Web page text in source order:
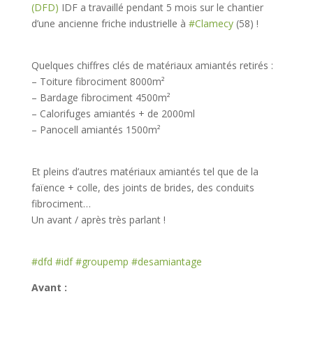
(DFD) IDF a travaillé pendant 5 mois sur le chantier
d’une ancienne friche industrielle à #Clamecy(58) !
Quelques chiffres clés de matériaux amiantés retirés :
– Toiture fibrociment 8000m²
– Bardage fibrociment 4500m²
– Calorifuges amiantés + de 2000ml
– Panocell amiantés 1500m²
Et pleins d’autres matériaux amiantés tel que de la
faïence + colle, des joints de brides, des conduits
fibrociment…
Un avant / après très parlant !
#dfd #idf #groupemp #desamiantage
Avant :